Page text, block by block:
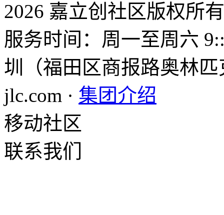
2026 嘉立创社区版权所有
服务时间：周一至周六
圳（福田区商报路奥林匹
jlc.com · 集团介绍
移动社区
联系我们